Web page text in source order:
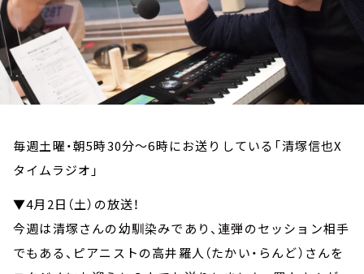
毎週土曜・朝5時30分～6時にお送りしている「清塚信也X
タイムラジオ」
▼4月2日（土）の放送！
今週は清塚さんの幼馴染みであり、連弾のセッション相手
でもある、ピアニストの高井羅人（たかい・らんど）さんを